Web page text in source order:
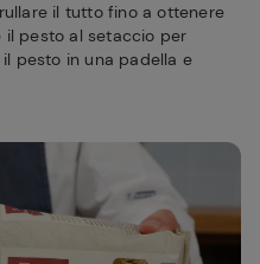
il tutto fino a ottenere
il pesto al setaccio per
pesto in una padella e